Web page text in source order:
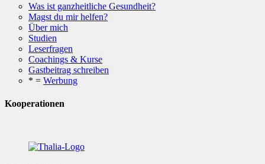
Was ist ganzheitliche Gesundheit?
Magst du mir helfen?
Über mich
Studien
Leserfragen
Coachings & Kurse
Gastbeitrag schreiben
* = Werbung
Kooperationen